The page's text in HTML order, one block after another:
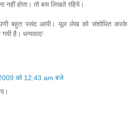
नहीं होता। तो बस लिखते रहिये।
बहुत पसंद आयी। मूल लेख को संशोधित करके
है। धन्यवाद!
को 12:43 am बजे